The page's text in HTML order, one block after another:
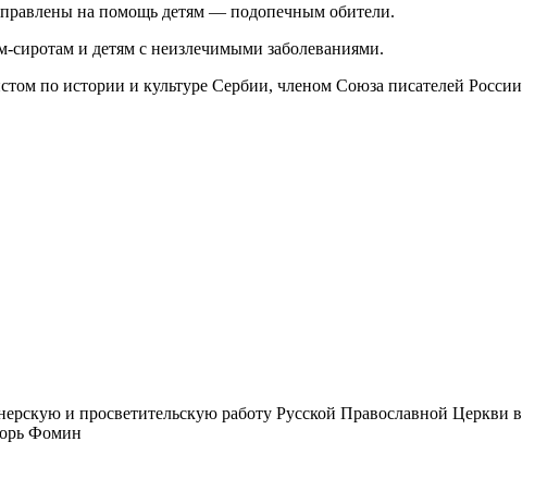
на помощь детям — подопечным обители.
и детям с неизлечимыми заболеваниями.
по истории и культуре Сербии, членом Союза писателей России
и просветительскую работу Русской Православной Церкви в
Фомин